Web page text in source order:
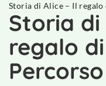
Storia di Alice – Il
Storia di
regalo